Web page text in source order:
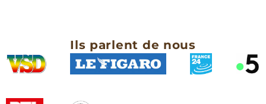
Ils parlent de nous